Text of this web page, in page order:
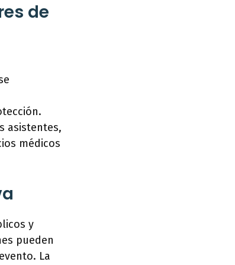
de
asistentes,
médicos
y
pueden
La